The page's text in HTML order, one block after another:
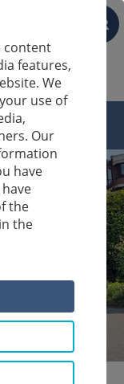
FR
content
features,
We
use of
Our
have
the
the